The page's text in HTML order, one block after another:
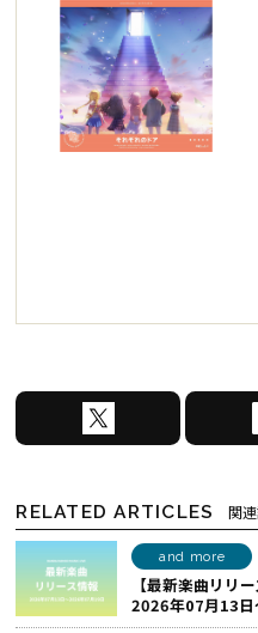
X
で
ア
F
a
b
o
o
k
RELATED ARTICLES 関
and more
【最新楽曲リリ
2026年07月13